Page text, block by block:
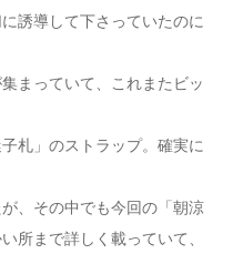
誘導して下さっていたのに
まっていて、これまたビッ
札」のストラップ。確実に
、その中でも今回の「朝涼
所まで詳しく載っていて、